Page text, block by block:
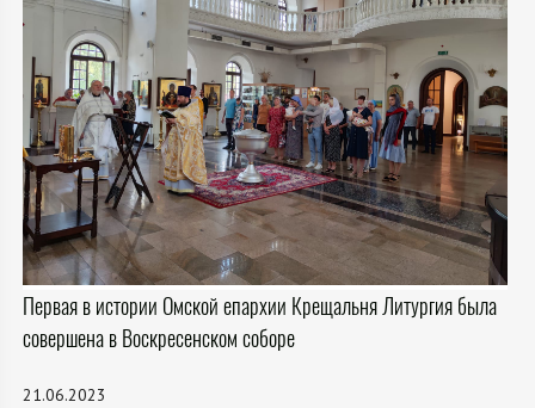
Первая в истории Омской епархии Крещальня Литургия была
совершена в Воскресенском соборе
21.06.2023